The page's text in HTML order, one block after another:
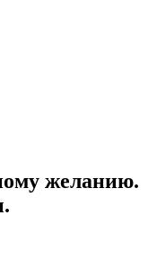
желанию.